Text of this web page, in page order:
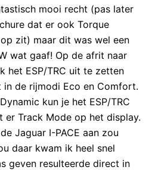
mooi recht (pas later
dat er ook Torque
zit) maar dit was wel een
wat gaaf! Op de afrit naar
het ESP/TRC uit te zetten
in de rijmodi Eco en Comfort.
kun je het ESP/TRC
er Track Mode op het display.
Jaguar I-PACE aan zou
daar kwam ik heel snel
geven resulteerde direct in